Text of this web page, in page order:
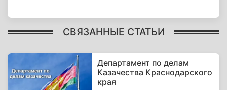
СВЯЗАННЫЕ СТАТЬИ
Департамент по делам
Казачества Краснодарского
края